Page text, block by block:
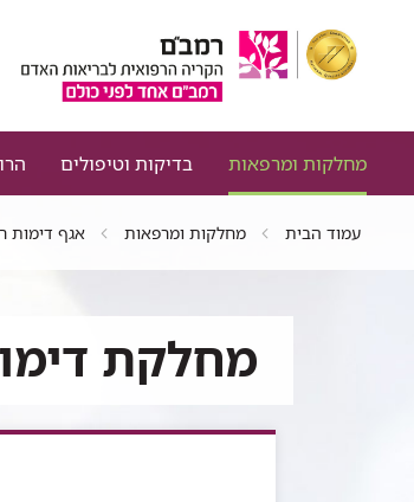
מחלקות ומרפאות בדיקות וטיפולים
עמוד הבית מחלקות ומרפאות אגף דימות
מחלקת